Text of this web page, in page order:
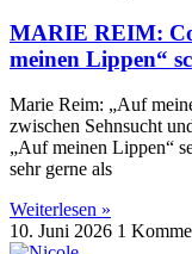
MARIE REIM:
meinen Lippen“
Marie Reim: „Auf
zwischen Sehnsucht
„Auf meinen Lippen“
sehr gerne als
Weiterlesen »
10. Juni 2026 1